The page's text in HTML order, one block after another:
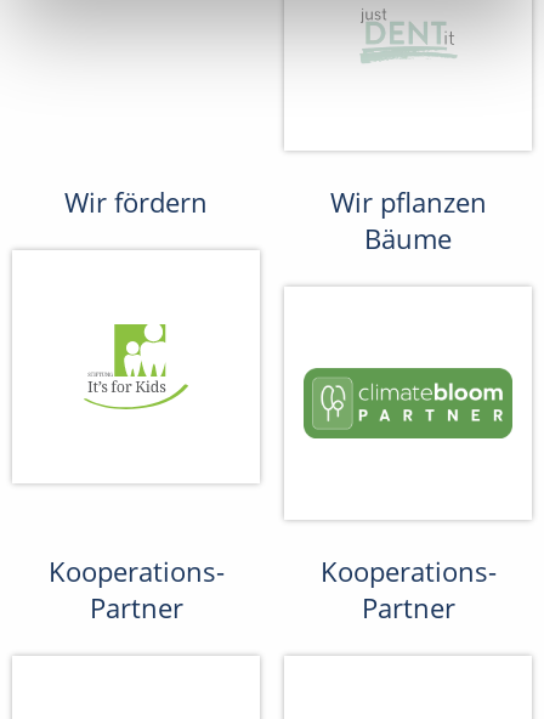
Wir fördern
Wir pflanzen
Bäume
Kooperations-
Partner
Kooperations-
Partner